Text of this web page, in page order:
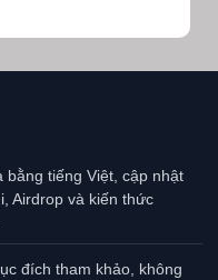
bằng tiếng Việt, cập nhật
Airdrop và kiến thức
đích tham khảo, không